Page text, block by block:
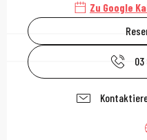
Zu Google
03